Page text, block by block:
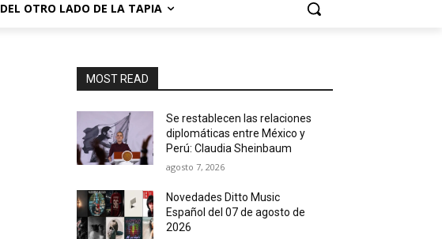
DEL OTRO LADO DE LA TAPIA
MOST READ
Se restablecen las relaciones
diplomáticas entre México y
Perú: Claudia Sheinbaum
agosto 7, 2026
Novedades Ditto Music
Español del 07 de agosto de
2026